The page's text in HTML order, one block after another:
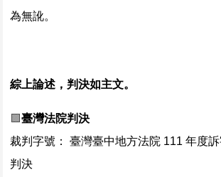
為無訛。
綜上論述，判決如主文。
🟪臺灣法院判決
裁判字號： 臺灣臺中地方法院 111 年度
判決